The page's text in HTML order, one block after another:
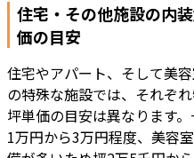
住宅・その他施設の内
価の目安
住宅やアパート、そして美
の特殊な施設では、それぞ
坪単価の目安は異なります
1万円から3万円程度、美容